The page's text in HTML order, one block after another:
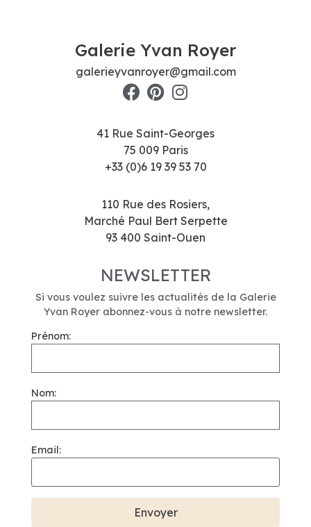
Galerie Yvan Royer
galerieyvanroyer@gmail.com
41 Rue Saint-Georges
75 009 Paris
+33 (0)6 19 39 53 70
110 Rue des Rosiers,
Marché Paul Bert Serpette
93 400 Saint-Ouen
NEWSLETTER
Si vous voulez suivre les actualités de la Galerie
Yvan Royer abonnez-vous à notre newsletter.
Prénom:
Nom:
Email: